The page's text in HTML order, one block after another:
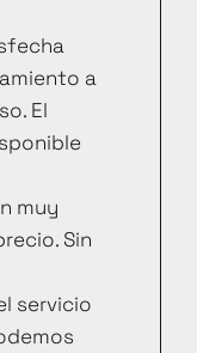
a
El
muy
Sin
servicio